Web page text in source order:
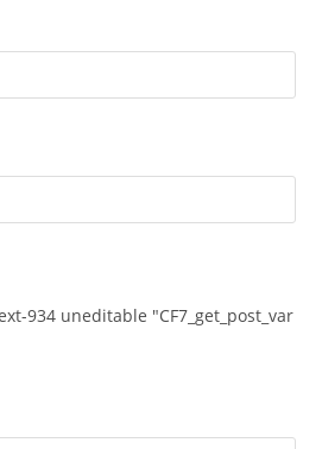
934 uneditable "CF7_get_post_var